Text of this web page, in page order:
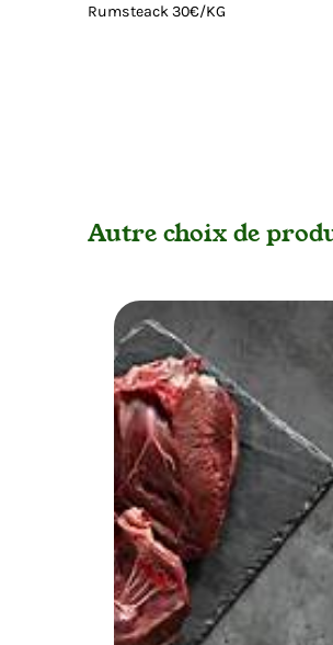
Rumsteack 30€/KG
Autre choix de